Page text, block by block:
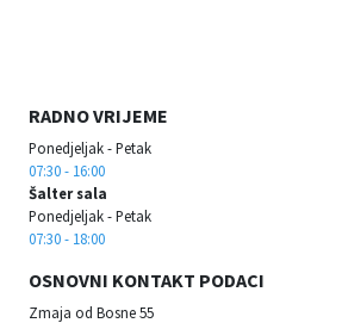
RADNO VRIJEME
Ponedjeljak - Petak
07:30 - 16:00
Šalter sala
Ponedjeljak - Petak
07:30 - 18:00
OSNOVNI KONTAKT PODACI
Zmaja od Bosne 55